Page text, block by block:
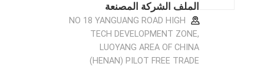
الملف الشركة المصنعة
NO 18 YANGUANG ROAD HIGH
TECH DEVELOPMENT ZONE,
LUOYANG AREA OF CHINA
(HENAN) PILOT FREE TRADE